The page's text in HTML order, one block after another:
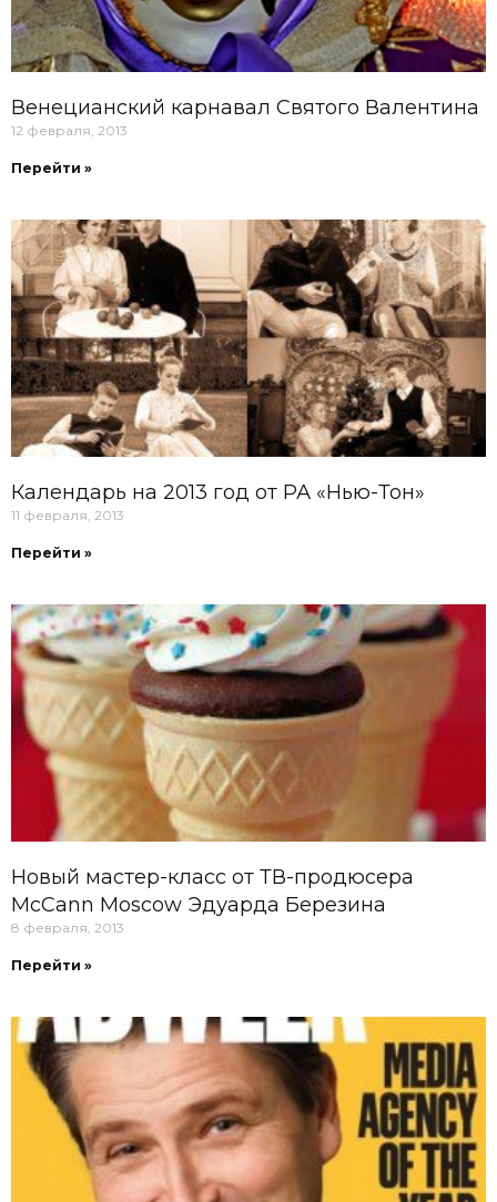
Венецианский карнавал Святого Валентина
12 февраля, 2013
Перейти »
Календарь на 2013 год от РА «Нью-Тон»
11 февраля, 2013
Перейти »
Новый мастер-класс от ТВ-продюсера
McCann Moscow Эдуарда Березина
8 февраля, 2013
Перейти »